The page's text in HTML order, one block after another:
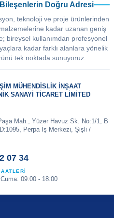
Doğru Adresi
teknoloji ve proje ürünlerinden
kadar uzanan geniş
bireysel kullanımdan profesyonel
kadar farklı alanlara yönelik
tek noktada sunuyoruz.
MÜHENDİSLİK İNŞAAT
SANAYİ TİCARET LİMİTED
Mah., Yüzer Havuz Sk. No:1/1, B
Perpa İş Merkezi, Şişli /
07 34
09:00 - 18:00